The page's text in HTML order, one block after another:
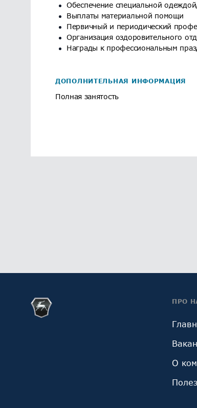
Обеспечение специальной
Выплаты материальной помощи
Первичный и периодический
Организация оздоровительного
Награды к профессиональным
ДОПОЛНИТЕЛЬНАЯ ИНФОРМАЦИЯ
Полная занятость
ПРО
О